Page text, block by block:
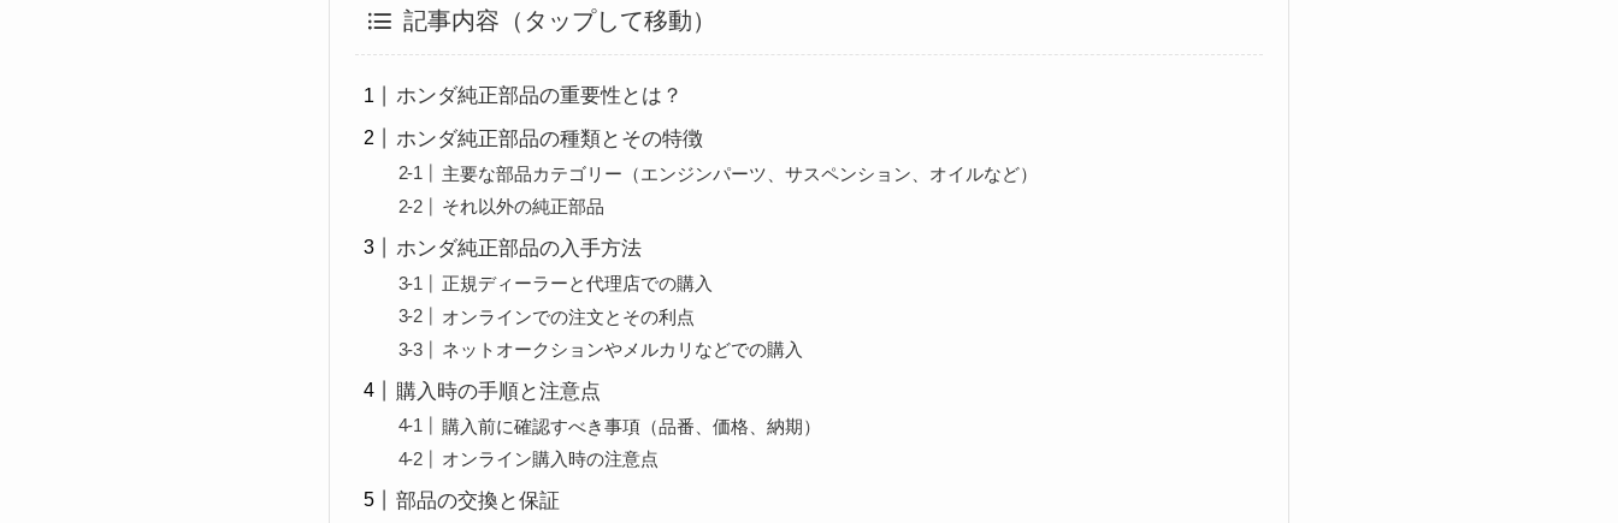
記事内容（タップして移動）
ホンダ純正部品の重要性とは？
ホンダ純正部品の種類とその特徴
主要な部品カテゴリー（エンジンパーツ、サスペンション、オイルなど）
それ以外の純正部品
ホンダ純正部品の入手方法
正規ディーラーと代理店での購入
オンラインでの注文とその利点
ネットオークションやメルカリなどでの購入
購入時の手順と注意点
購入前に確認すべき事項（品番、価格、納期）
オンライン購入時の注意点
部品の交換と保証